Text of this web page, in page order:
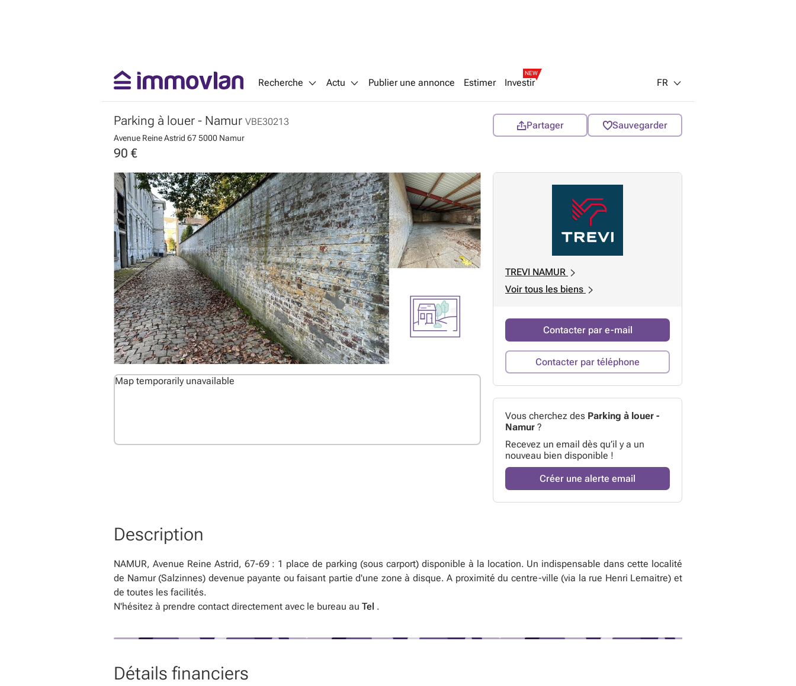
Recherche Actu Publier une annonce Estimer Investir
NEW
FR
Parking à louer - Namur VBE30213
Avenue Reine Astrid 675000 Namur
90 €
Partager Sauvegarder
Map temporarily unavailable
TREVI NAMUR
Voir tous les biens
Contacter par e-mail
Contacter par téléphone
Vous cherchez des Parking à louer -
Namur ?
Recevez un email dès qu’il y a un
nouveau bien disponible !
Créer une alerte email
Description
NAMUR, Avenue Reine Astrid, 67-69 : 1 place de parking (sous carport) disponible à la location. Un indispensable dans cette localité
de Namur (Salzinnes) devenue payante ou faisant partie d'une zone à disque. A proximité du centre-ville (via la rue Henri Lemaitre) et
de toutes les facilités.
N'hésitez à prendre contact directement avec le bureau au Tel .
Détails financiers